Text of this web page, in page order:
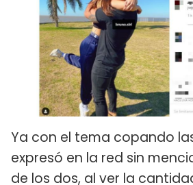
Ya con el tema copando
expresó en la red sin
de los dos, al ver la